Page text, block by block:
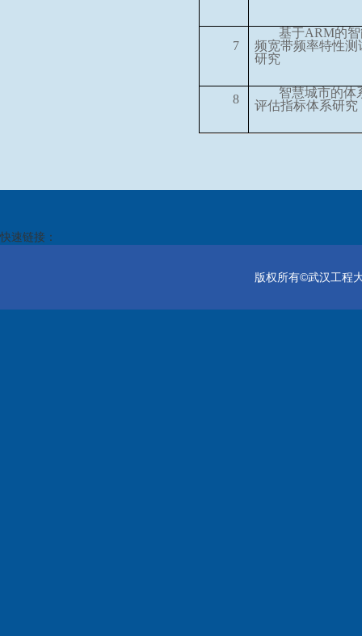
7
基于ARM的
频宽带频率特性测
研究
8
智慧城市的体
评估指标体系研究
快速链接：
版权所有©武汉工程